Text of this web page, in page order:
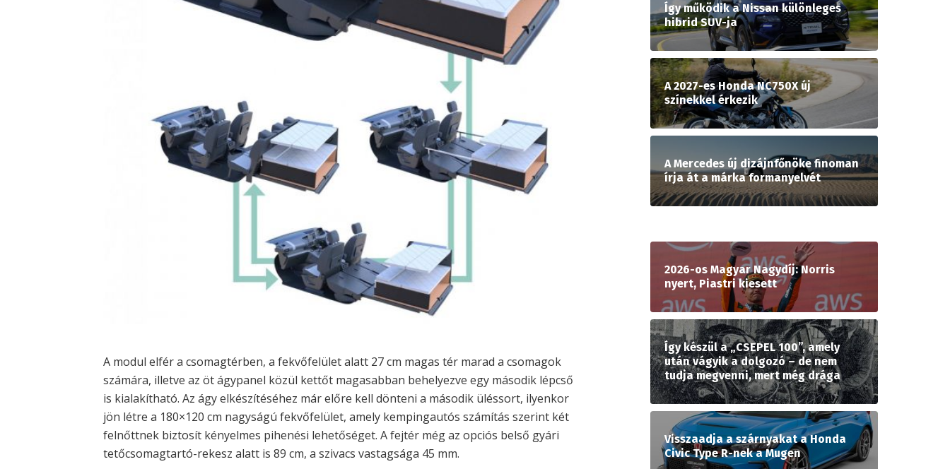
A modul elfér a csomagtérben, a fekvőfelület alatt 27 cm magas tér marad a csomagok
számára, illetve az öt ágypanel közül kettőt magasabban behelyezve egy második lépcső
is kialakítható. Az ágy elkészítéséhez már előre kell dönteni a második üléssort, ilyenkor
jön létre a 180×120 cm nagyságú fekvőfelület, amely kempingautós számítás szerint két
felnőttnek biztosít kényelmes pihenési lehetőséget. A fejtér még az opciós belső gyári
tetőcsomagtartó-rekesz alatt is 89 cm, a szivacs vastagsága 45 mm.
Így működik a Nissan különleges
hibrid SUV-ja
A 2027-es Honda NC750X új
színekkel érkezik
A Mercedes új dizájnfőnöke finoman
írja át a márka formanyelvét
2026-os Magyar Nagydíj: Norris
nyert, Piastri kiesett
Így készül a „CSEPEL 100”, amely
után vágyik a dolgozó – de nem
tudja megvenni, mert még drága
Visszaadja a szárnyakat a Honda
Civic Type R-nek a Mugen